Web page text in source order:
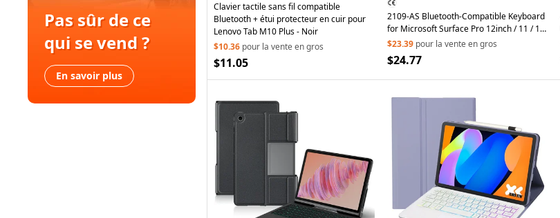
Pas sûr de ce
qui se vend ?
En savoir plus
Clavier tactile sans fil compatible
Bluetooth + étui protecteur en cuir pour
Lenovo Tab M10 Plus - Noir
$10.36 pour la vente en gros
$11.05
2109-AS Bluetooth-Compatible Keyboard
for Microsoft Surface Pro 12inch / 11 / 10
/ 9 / 8 / X Touchpad Backlit Tablet
Keyboard - Pink
$23.39 pour la vente en gros
$24.77